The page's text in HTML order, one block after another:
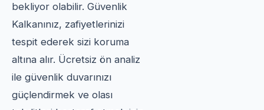
bekliyor olabilir. Güvenlik
Kalkanınız, zafiyetlerinizi
tespit ederek sizi koruma
altına alır. Ücretsiz ön analiz
ile güvenlik duvarınızı
güçlendirmek ve olası